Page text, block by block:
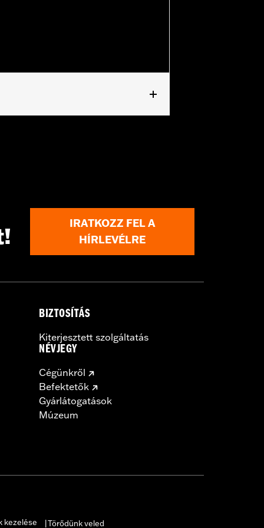
IRATKOZZ FEL A
HÍRLEVÉLRE
BIZTOSÍTÁS
Kiterjesztett szolgáltatás
NÉVJEGY
Cégünkről
Befektetők
Gyárlátogatások
Múzeum
kezelése Törődünk veled